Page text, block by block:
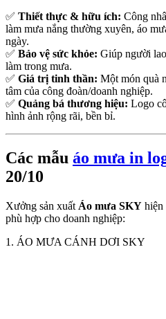
✅ Thiết thực & hữu ích: Công
làm mưa nắng thường xuyên, áo
ngày.
✅ Bảo vệ sức khỏe: Giúp người
làm trong mưa.
✅ Giá trị tinh thần: Một món quà
tâm của công đoàn/doanh nghiệp.
✅ Quảng bá thương hiệu: Logo
hình ảnh rộng rãi, bền bỉ.
Các mẫu áo mưa in
20/10
Xưởng sản xuất Áo mưa SKY hiện
phù hợp cho doanh nghiệp:
1. ÁO MƯA CÁNH DƠI SKY